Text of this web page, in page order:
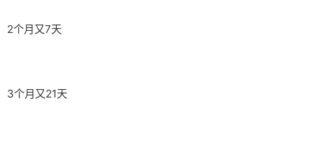
2个月又7天
3个月又21天